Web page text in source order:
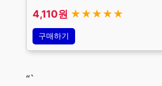
4,110원 ★★★★★
구매하기
“`